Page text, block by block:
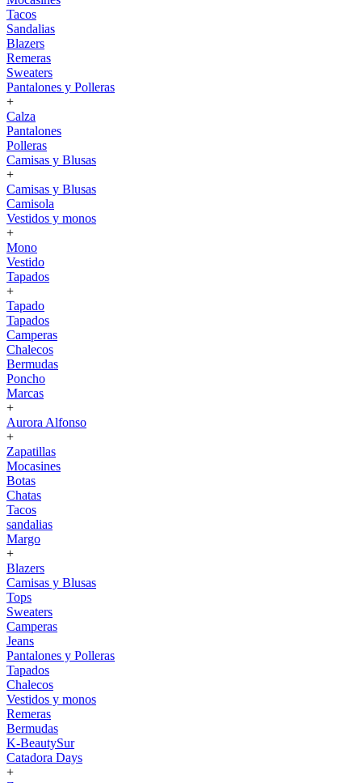
Tacos
Sandalias
Blazers
Remeras
Sweaters
Pantalones y Polleras
+
Calza
Pantalones
Polleras
Camisas y Blusas
+
Camisas y Blusas
Camisola
Vestidos y monos
+
Mono
Vestido
Tapados
+
Tapado
Tapados
Camperas
Chalecos
Bermudas
Poncho
Marcas
+
Aurora Alfonso
+
Zapatillas
Mocasines
Botas
Chatas
Tacos
sandalias
Margo
+
Blazers
Camisas y Blusas
Tops
Sweaters
Camperas
Jeans
Pantalones y Polleras
Tapados
Chalecos
Vestidos y monos
Remeras
Bermudas
K-BeautySur
Catadora Days
+